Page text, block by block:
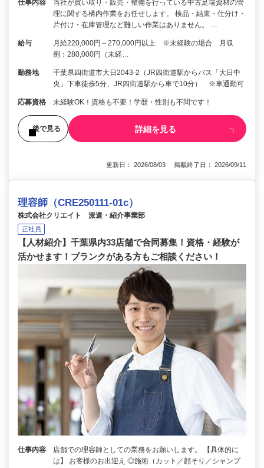
仕事内容
当社が買い取り・販売・整備を行っている中古足場資材の管
理に関する構内作業をお任せします。 検品・結束・仕分け・
片付け・在庫管理など難しい作業はありません。 …
給与
月給220,000円～270,000円以上 ※未経験の場合 月収
例：280,000円（未経…
勤務地
千葉県四街道市大日2043-2（JR四街道駅からバス「大日中
央」下車徒歩5分、JR四街道駅から車で10分） ※車通勤可
応募資格 未経験OK！資格も不要！学歴・性別も不問です！
後で見る 詳細を見る
更新日： 2026/08/03 掲載終了日： 2026/09/11
理容師（CRE250111-01c）
株式会社クリエイト 派遣・紹介事業部
正社員
【人材紹介】千葉県内33店舗で合同募集！資格・経験が
活かせます！ブランクがある方もご相談ください！
仕事内容
店舗での理容師としての業務をお願いします。 【具体的に
は】 お客様のお出迎え ◎施術（カット／顔そり／シャンプ